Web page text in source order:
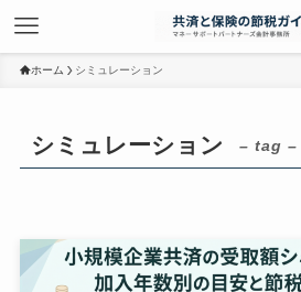
ホーム シミュレーション
シミュレーション – tag –